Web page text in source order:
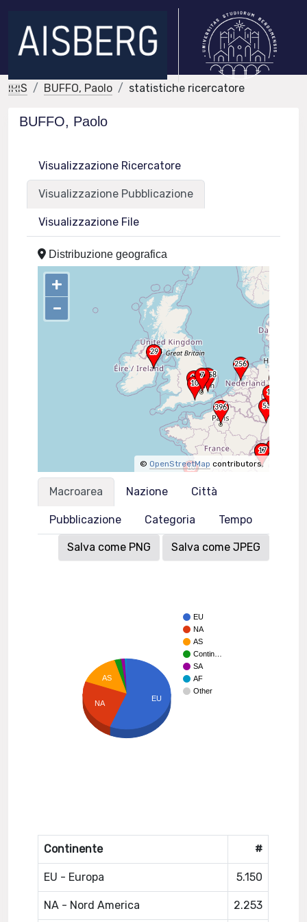
IRIS BUFFO, Paolo statistiche ricercatore
BUFFO, Paolo
Visualizzazione Ricercatore
Visualizzazione Pubblicazione
Visualizzazione File
Distribuzione geografica
+
–
© OpenStreetMap contributors.
Macroarea Nazione Città
Pubblicazione Categoria Tempo
Salva come PNG Salva come JPEG
EU
NA
AS
Contin…
SA
AF
Other
AS
NA
EU
Continente #
EU - Europa 5.150
NA - Nord America 2.253